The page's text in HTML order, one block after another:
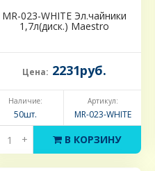
MR-023-WHITE Эл.чайники
1,7л(диск.) Maestro
Цена: 2231руб.
Наличие:
50шт.
Артикул:
MR-023-WHITE
+ В КОРЗИНУ